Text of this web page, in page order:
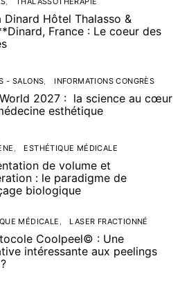
Dinard Hôtel Thalasso &
France : Le coeur des
- SALONS INFORMATIONS CONGRÈS
2027 : la science au cœur
esthétique
ESTHÉTIQUE MÉDICALE
de volume et
: le paradigme de
biologique
MÉDICALE LASER FRACTIONNÉ
Coolpeel© : Une
intéressante aux peelings